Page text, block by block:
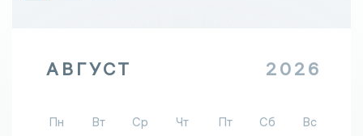
АВГУСТ 2026
Пн Вт Ср Чт Пт Сб
Вс